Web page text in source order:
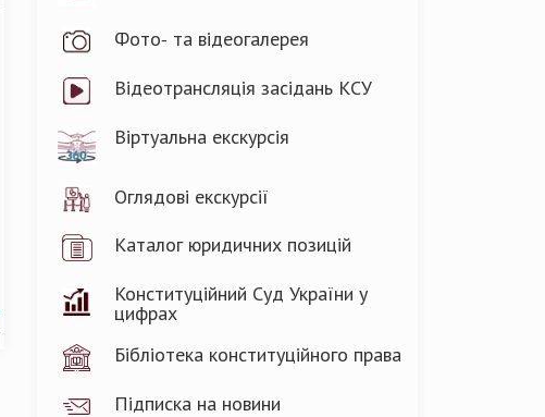
Фото- та відеогалерея
Відеотрансляція засідань КСУ
Віртуальна екскурсія
Оглядові екскурсії
Каталог юридичних позицій
Конституційний Суд України у
цифрах
Бібліотека конституційного права
Підписка на новини